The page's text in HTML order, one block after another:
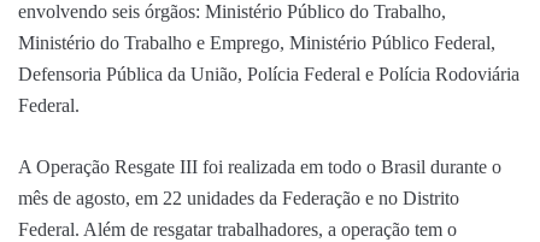
envolvendo seis órgãos: Ministério Público do Trabalho,
Ministério do Trabalho e Emprego, Ministério Público Federal,
Defensoria Pública da União, Polícia Federal e Polícia Rodoviária
Federal.
A Operação Resgate III foi realizada em todo o Brasil durante o
mês de agosto, em 22 unidades da Federação e no Distrito
Federal. Além de resgatar trabalhadores, a operação tem o